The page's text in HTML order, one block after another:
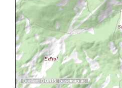
Quellen: DORIS, basemap.at